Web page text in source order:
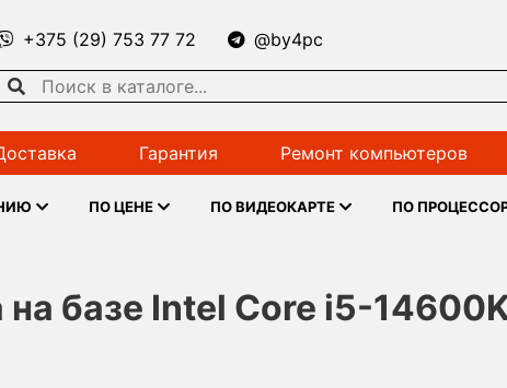
+375 (29) 753 77 72 @by4pc
Гарантия Ремонт компьютеров
ПО ЦЕНЕ ПО ВИДЕОКАРТЕ ПО
базе Intel Core i5-